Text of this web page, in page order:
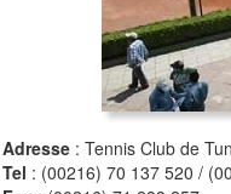
Adresse : Tennis Club de
Tel : (00216) 70 137 520 /